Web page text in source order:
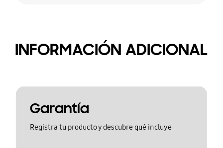
INFORMACIÓN ADICIONAL
Garantía
Registra tu producto y descubre qué incluye